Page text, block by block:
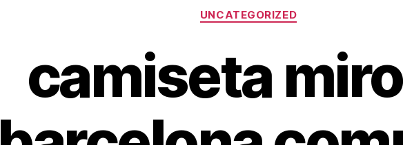
Categorías
UNCATEGORIZED
camiseta